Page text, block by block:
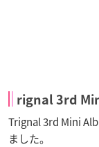
rignal 3rd
Trignal 3rd Mini
ました。